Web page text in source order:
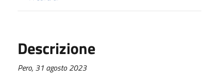
Descrizione
Pero, 31 agosto 2023